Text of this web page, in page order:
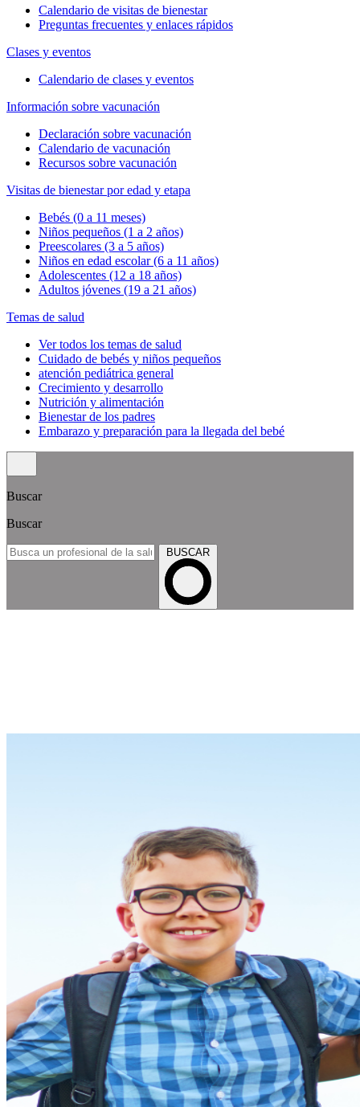
Calendario de visitas de bienestar
Preguntas frecuentes y enlaces rápidos
Clases y eventos
Calendario de clases y eventos
Información sobre vacunación
Declaración sobre vacunación
Calendario de vacunación
Recursos sobre vacunación
Visitas de bienestar por edad y etapa
Bebés (0 a 11 meses)
Niños pequeños (1 a 2 años)
Preescolares (3 a 5 años)
Niños en edad escolar (6 a 11 años)
Adolescentes (12 a 18 años)
Adultos jóvenes (19 a 21 años)
Temas de salud
Ver todos los temas de salud
Cuidado de bebés y niños pequeños
atención pediátrica general
Crecimiento y desarrollo
Nutrición y alimentación
Bienestar de los padres
Embarazo y preparación para la llegada del bebé
Buscar
Buscar
BUSCAR